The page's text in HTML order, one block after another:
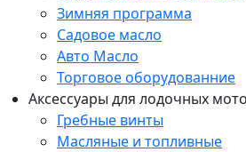
Зимняя программа
Садовое масло
Авто Масло
Торговое оборудованние
Аксессуары для лодочных
Гребные винты
Масляные и топливные